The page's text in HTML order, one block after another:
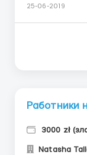
Работа по
кровля,
25-06-2019
Работники
3000 zł
Natasha